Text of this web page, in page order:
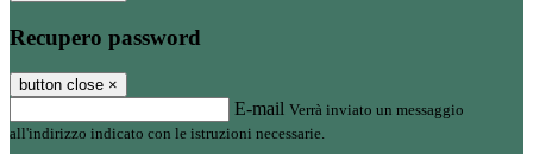
Recupero password
button close ×
E-mail Verrà inviato un messaggio
all'indirizzo indicato con le istruzioni necessarie.